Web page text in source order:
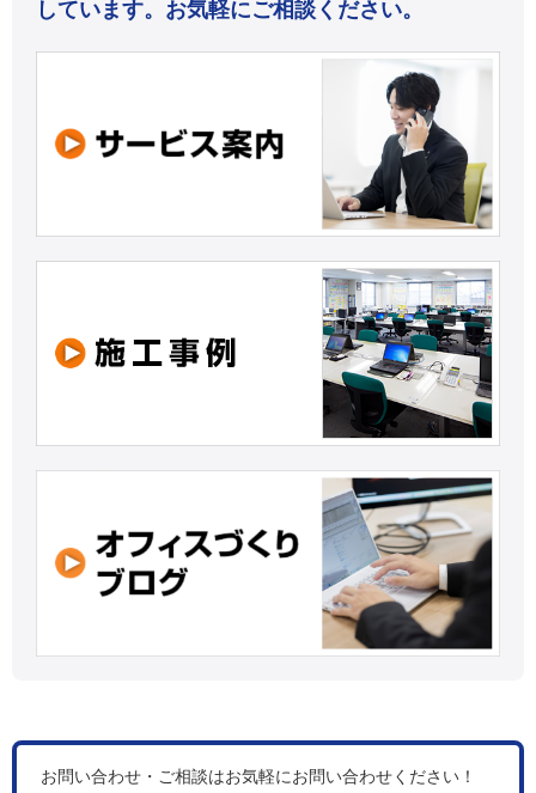
しています。お気軽にご相談ください。
お問い合わせ・ご相談はお気軽にお問い合わせください！